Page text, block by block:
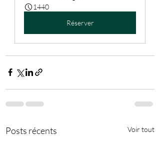
1440
Réserver
Posts récents Voir tout